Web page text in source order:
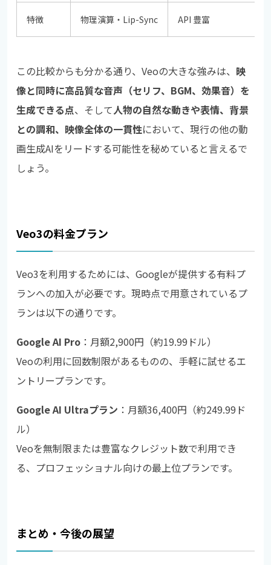
特徴 物理演算・Lip-Sync API 豊富
この比較からも分かる通り、Veoの大きな強みは、 映
像と同時に高品質な音声（セリフ、BGM、効果音）を
生成できる点、そして人物の自然な動きや表情、背景
との調和、映像全体の一貫性において、現行の他の動
画生成AIをリードする可能性を秘めていると言えるで
しょう。
Veo3の料金プラン
Veo3を利用するためには、Googleが提供する有料プ
ランへの加入が必要です。現時点で用意されているプ
ランは以下の通りです。
Google AI Pro ：月額2,900円（約19.99ドル）
Veoの利用に回数制限があるものの、手軽に試せるエ
ントリープランです。
Google AI Ultraプラン ：月額36,400円（約249.99ド
ル）
Veoを無制限または豊富なクレジット数で利用でき
る、プロフェッショナル向けの最上位プランです。
まとめ・今後の展望